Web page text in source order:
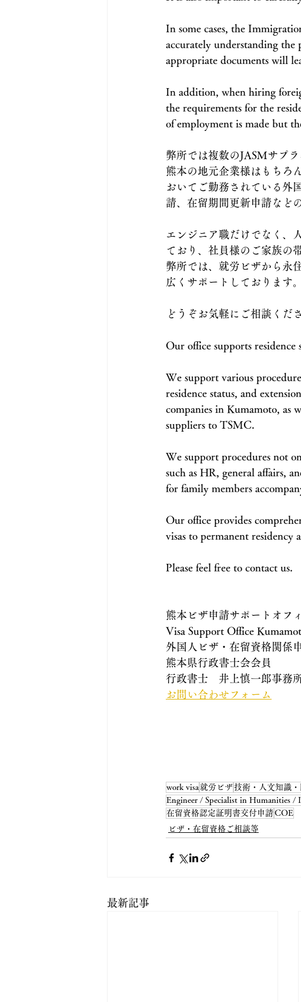
In some cases, the
accurately understanding
appropriate documents will
In addition, when hiring
the requirements for the
of employment is made but
弊所では複数のJASMサプ
熊本の地元企業様はもちろ
おいてご勤務されている外
請、在留期間更新申請など
エンジニア職だけでなく、
ており、社員様のご家族の
弊所では、就労ビザから永
広くサポートしております。
どうぞお気軽にご相談くだ
Our office supports
We support various
residence status, and
companies in Kumamoto, as
suppliers to TSMC.
We support procedures not
such as HR, general affairs,
for family members
Our office provides
visas to permanent residency
Please feel free to contact us.
熊本ビザ申請サポートオフ
Visa Support Office
外国人ビザ・在留資格関係
熊本県行政書士会会員
行政書士　井上慎一郎事務
お問い合わせフォーム
work visa 就労ビザ技術・人文知識
Engineer / Specialist in Humanities /
在留資格認定証明書交付申請COE
ビザ・在留資格ご相談等
最新記事